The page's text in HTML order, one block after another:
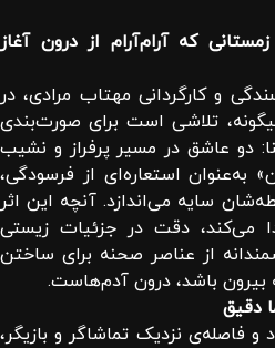
که آرام‌آرام از درون آغاز
و کارگردانی مهتاب مرادی، در
تلاشی است برای صورت‌بندی
دو عاشق در مسیر پرفراز و نشیب
به‌عنوان استعاره‌ای از فرسودگی،
سایه می‌اندازد. آنچه این اثر
می‌کند، دقت در جزئیات زیستی
از عناصر صحنه برای ساختن
باشد، درون آدم‌هاست.
دقیق
و فاصله‌ی نزدیک تماشاگر و بازیگر،